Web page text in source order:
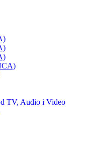
TV, Audio i Video